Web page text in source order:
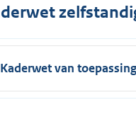
Kaderwet van toepassing